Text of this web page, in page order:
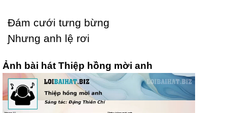
Đám cưới tưng bừng
Ɲhưng anh lệ rơi
Ảnh bài hát Thiệp hồng mời anh